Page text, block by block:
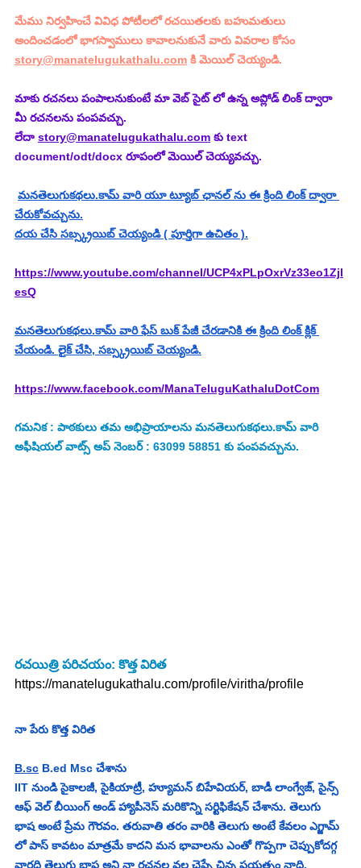
మేము నిర్వహించే వివిధ పోటీలలో రచయితలకు బహుమతులు
అందించడంలో భాగస్వాములు కావాలనుకునే వారు వివరాల కోసం
story@manatelugukathalu.com కి మెయిల్ చెయ్యండి.
మాకు రచనలు పంపాలనుకుంటే మా వెబ్ సైట్ లో ఉన్న అప్లోడ్ లింక్ ద్వారా
మీ రచనలను పంపవచ్చు.
లేదా story@manatelugukathalu.com కు text
document/odt/docx రూపంలో మెయిల్ చెయ్యవచ్చు.
మనతెలుగుకథలు.కామ్ వారి యూ ట్యూబ్ ఛానల్ ను ఈ క్రింది లింక్ ద్వారా
చేరుకోవచ్చును.
దయ చేసి సబ్స్క్రయిబ్ చెయ్యండి ( పూర్తిగా ఉచితం ).
https://www.youtube.com/channel/UCP4xPLpOxrVz33eo1Zjl
esQ
మనతెలుగుకథలు.కామ్ వారి ఫేస్ బుక్ పేజీ చేరడానికి ఈ క్రింది లింక్ క్లిక్
చేయండి. లైక్ చేసి, సబ్స్క్రయిబ్ చెయ్యండి.
https://www.facebook.com/ManaTeluguKathaluDotCom
గమనిక : పాఠకులు తమ అభిప్రాయాలను మనతెలుగుకథలు.కామ్ వారి
అఫీషియల్ వాట్స్ అప్ నెంబర్ : 63099 58851 కు పంపవచ్చును.
రచయిత్రి పరిచయం: కొత్త విరిత
https://manatelugukathalu.com/profile/viritha/profile
నా పేరు కొత్త విరిత
B.sc B.ed Msc చేశాను
IIT నుండి సైకాలజీ, సైకియాట్రీ, హ్యూమన్ బిహేవియర్, బాడీ లాంగ్వేజ్, సైన్స్
ఆఫ్ వెల్ బీయింగ్ అండ్ హ్యాపీనెస్ మరికొన్ని సర్టిఫికేషన్ చేశాను. తెలుగు
భాష అంటే ప్రేమ గౌరవం. తరువాతి తరం వారికి తెలుగు అంటే కేవలం ఎగ్జామ్
లో పాస్ కావటం మాత్రమే కాదని మన భావాలను ఎంతో గొప్పగా చెప్పుకోదగ్గ
వారధి తెలుగు భాష అని నా రచనల వల్ల చెప్పే చిన్న ప్రయత్నం నాది.